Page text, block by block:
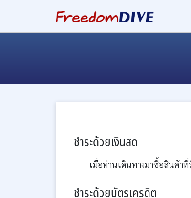
ชำระด้วยเงินสด
เมื่อท่านเดินทางมาซื้อสินค้าที่
ชำระด้วยบัตรเครดิต